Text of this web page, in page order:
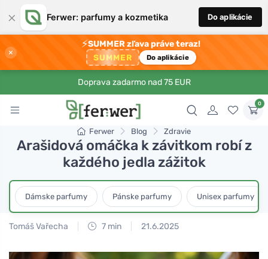
× Ferwer: parfumy a kozmetika Do aplikácie
×
⚡SUMMER zľava práve teraz!
SUMMER Do aplikácie
Doprava zadarmo nad 75 EUR
0
Ferwer Blog Zdravie
Arašidová omáčka k závitkom robí z
každého jedla zážitok
Dámske parfumy Pánske parfumy Unisex parfumy
Tomáš Vařecha 7 min 21.6.2025